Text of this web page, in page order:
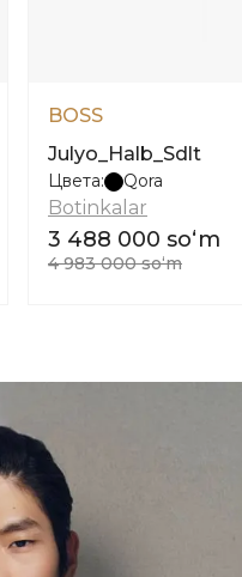
BOSS
Julyo_Halb_Sdlt
Цвета: Qora
Botinkalar
3 488 000 soʻm
4 983 000 soʻm